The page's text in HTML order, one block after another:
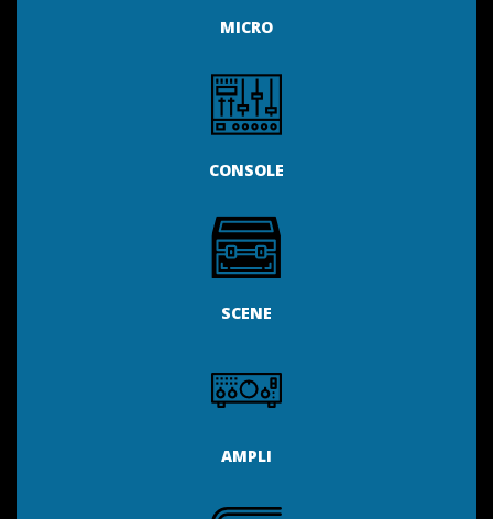
MICRO
CONSOLE
SCENE
AMPLI